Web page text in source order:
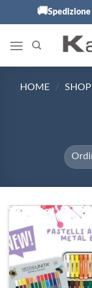
🚚Spedizione
HOME / SHOP